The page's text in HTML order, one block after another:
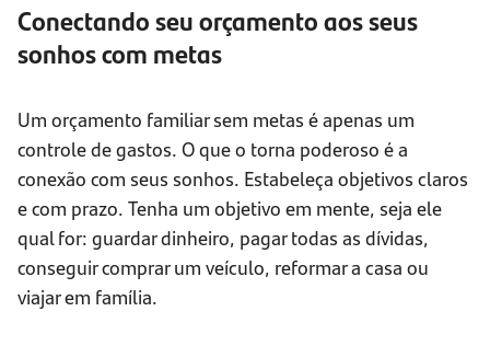
Conectando seu orçamento aos seus
sonhos com metas
Um orçamento familiar sem metas é apenas um
controle de gastos. O que o torna poderoso é a
conexão com seus sonhos. Estabeleça objetivos claros
e com prazo. Tenha um objetivo em mente, seja ele
qual for: guardar dinheiro, pagar todas as dívidas,
conseguir comprar um veículo, reformar a casa ou
viajar em família.